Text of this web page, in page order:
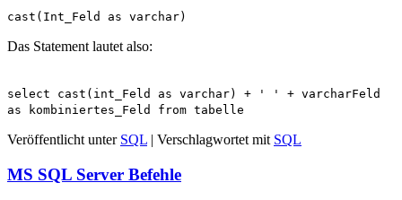
cast(Int_Feld as varchar)
Das Statement lautet also:
select cast(int_Feld as varchar) + ' ' + varcharFeld
as kombiniertes_Feld from tabelle
Veröffentlicht unter SQL | Verschlagwortet mit SQL
MS SQL Server Befehle